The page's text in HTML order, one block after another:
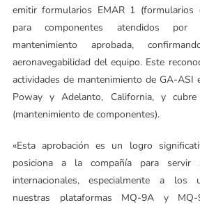
emitir formularios EMAR 1 (formularios
para componentes atendidos por
mantenimiento aprobada,
aeronavegabilidad del equipo. Este
actividades de mantenimiento de GA-ASI
Poway y Adelanto, California, y
(mantenimiento de componentes).
«Esta aprobación es un logro
posiciona a la compañía para
internacionales, especialmente a los
nuestras plataformas MQ-9A y